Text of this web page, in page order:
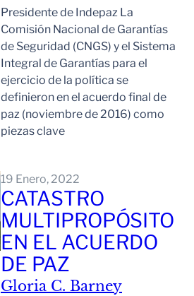
Presidente de Indepaz La
Comisión Nacional de Garantías
de Seguridad (CNGS) y el Sistema
Integral de Garantías para el
ejercicio de la política se
definieron en el acuerdo final de
paz (noviembre de 2016) como
piezas clave
19 Enero, 2022
CATASTRO
MULTIPROPÓSITO
EN EL ACUERDO
DE PAZ
Gloria C. Barney